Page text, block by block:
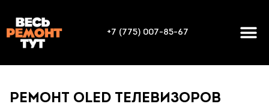
+7 (775) 007-85-67
РЕМОНТ OLED ТЕЛЕВИЗОРОВ